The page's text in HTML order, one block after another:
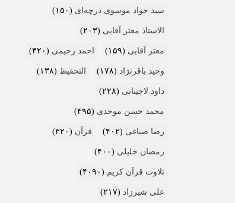
سید جواد موسوی درچه‌ای (۱۵۰)
الاستاذ معتز آقایی (۲۰۳)
معتز آقایی (۱۵۹) احمد رحیمی (۴۲۰)
وحید باقرنژاد (۱۷۸) التحفیظ (۱۳۸)
داود لاچینانی (۲۲۸)
محمد حسن موحدی (۴۹۵)
رضا صباغی (۴۰۲) قرآن (۳۲۰)
رمضان خلیلی (۴۰۰)
تلاوت قرآن کریم (۴۰۹۰)
علی شیرزاد (۲۱۷)